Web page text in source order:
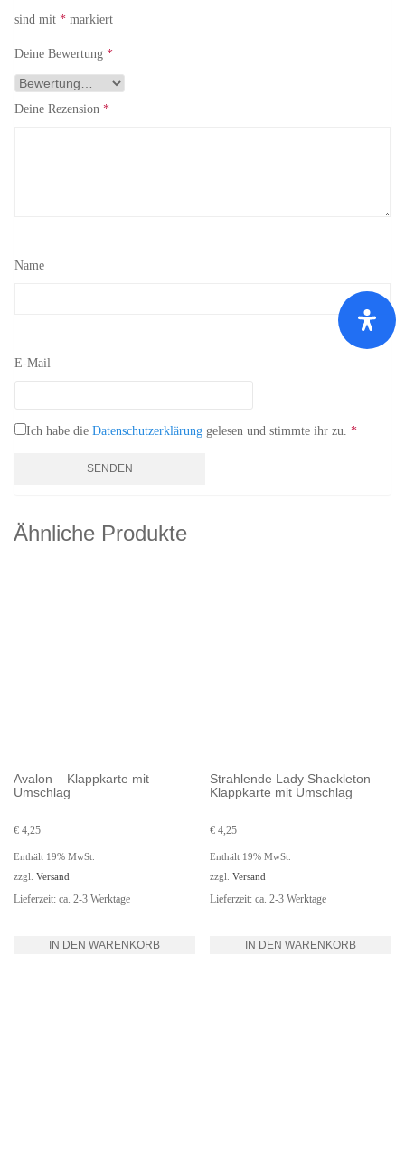
sind mit * markiert
Deine Bewertung *
Deine Rezension *
Name
E-Mail
Ich habe die Datenschutzerklärung gelesen und stimmte ihr zu. *
Ähnliche Produkte
Avalon – Klappkarte mit
Umschlag
€ 4,25
Enthält 19% MwSt.
zzgl. Versand
Lieferzeit: ca. 2-3 Werktage
IN DEN WARENKORB
Strahlende Lady Shackleton –
Klappkarte mit Umschlag
€ 4,25
Enthält 19% MwSt.
zzgl.Versand
Lieferzeit: ca. 2-3 Werktage
IN DEN WARENKORB